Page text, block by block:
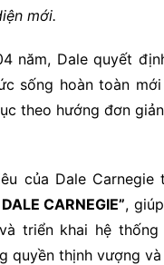
mới.
năm, Dale quyết
sống hoàn toàn
theo hướng đơn
của Dale
CARNEGIE”,
triển khai hệ
quyền thịnh vượng